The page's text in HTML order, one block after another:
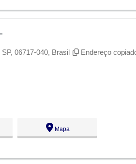
06717-040, Brasil Endereço
Mapa